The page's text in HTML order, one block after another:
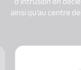
ainsi qu’au centre